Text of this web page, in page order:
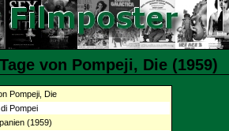
von Pompeji, Die (1959)
Pompeji, Die
Pompei
(1959)